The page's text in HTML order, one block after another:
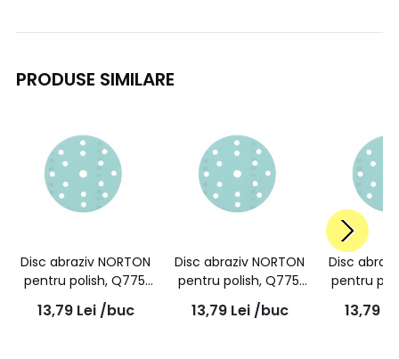
PRODUSE SIMILARE
Disc abraziv NORTON
pentru polish, Q775,
P600, super flexibil
150mm, 15 gauri
13,79 Lei /buc
Disc abraziv NORTON
pentru polish, Q775,
P800, super flexibil
150mm, 15 gauri
13,79 Lei /buc
Disc
pentru
150mm,
13,79